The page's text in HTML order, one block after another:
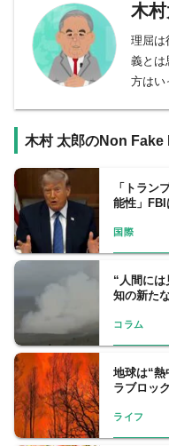
木
理屈は
義とは
方はい
かと
出身。
ＮＨＫ
ストに
ジテレ
ターを
木村 太郎のNon Fake
「トラン
能性」
国際
“人間に
知の新た
コラム
地球は“
ラブロッ
ライフ